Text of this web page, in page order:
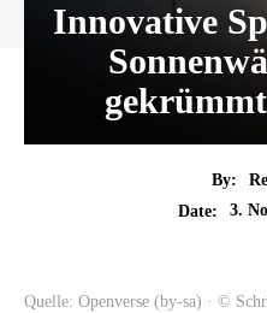
Innovative
By:
Date:
3.
Quelle: Openverse (by-sa) · ©